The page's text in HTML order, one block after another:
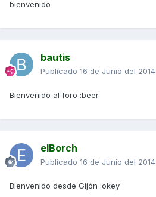
bienvenido
bautis
Publicado 16 de Junio del 2014
Bienvenido al foro :beer
elBorch
Publicado 16 de Junio del 2014
Bienvenido desde Gijón :okey